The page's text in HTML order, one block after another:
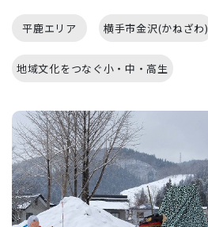
平鹿エリア 横手市金沢(かねざわ)
地域文化をつなぐ小・中・高生